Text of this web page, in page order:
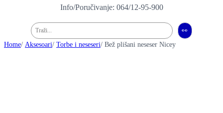
Info/Poručivanje: 064/12-95-900
Pretraga 👀
Home/ Aksesoari/ Torbe i neseseri/ Bež plišani neseser Nicey